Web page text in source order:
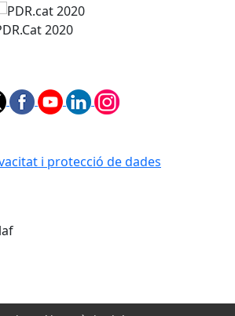
2020
i protecció de dades